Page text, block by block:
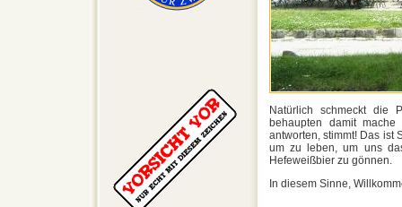
Natürlich schmeckt die
behaupten damit
antworten, stimmt! Das ist
um zu leben, um uns
Hefeweißbier zu gönnen.
In diesem Sinne,